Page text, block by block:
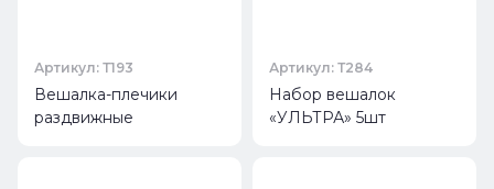
Артикул: Т193
Вешалка-плечики
раздвижные
Артикул: Т284
Набор вешалок
«УЛЬТРА» 5шт